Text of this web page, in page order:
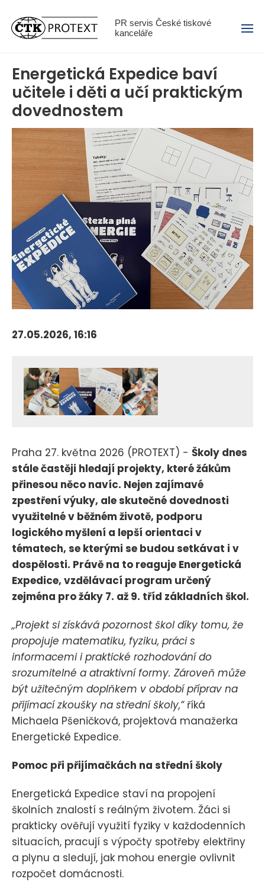
PR servis České tiskové
kanceláře
Menu
Energetická Expedice baví
učitele i děti a učí praktickým
dovednostem
27.05.2026, 16:16
Praha 27. května 2026 (PROTEXT) - Školy dnes
stále častěji hledají projekty, které žákům
přinesou něco navíc. Nejen zajímavé
zpestření výuky, ale skutečné dovednosti
využitelné v běžném životě, podporu
logického myšlení a lepší orientaci v
tématech, se kterými se budou setkávat i v
dospělosti. Právě na to reaguje Energetická
Expedice, vzdělávací program určený
zejména pro žáky 7. až 9. tříd základních škol.
„Projekt si získává pozornost škol díky tomu, že
propojuje matematiku, fyziku, práci s
informacemi i praktické rozhodování do
srozumitelné a atraktivní formy. Zároveň může
být užitečným doplňkem v období příprav na
přijímací zkoušky na střední školy,“říká
Michaela Pšeničková, projektová manažerka
Energetické Expedice.
Pomoc při přijímačkách na střední školy
Energetická Expedice staví na propojení
školních znalostí s reálným životem. Žáci si
prakticky ověřují využití fyziky v každodenních
situacích, pracují s výpočty spotřeby elektřiny
a plynu a sledují, jak mohou energie ovlivnit
rozpočet domácnosti.